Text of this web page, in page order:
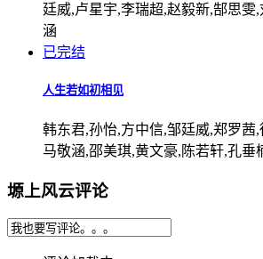
廷威,卢星宇,李瑞超,赵毅新,郜思雯
涵
已完结
人生若如初相见
韩东君,孙怡,方中信,邹廷威,郑罗茜
马敬涵,邵美琪,黄文豪,陈若轩,孔垂
塬上风云评论